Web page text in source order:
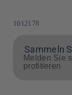
SKU:
1012178
Sammeln
Melden Sie
profitieren